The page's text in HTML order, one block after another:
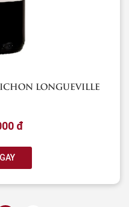
LONGUEVILLE
đ